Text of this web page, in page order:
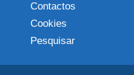
Contactos
Cookies
Pesquisar